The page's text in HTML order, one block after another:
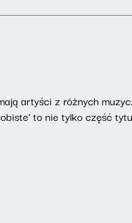
artyści z różnych
to nie tylko część